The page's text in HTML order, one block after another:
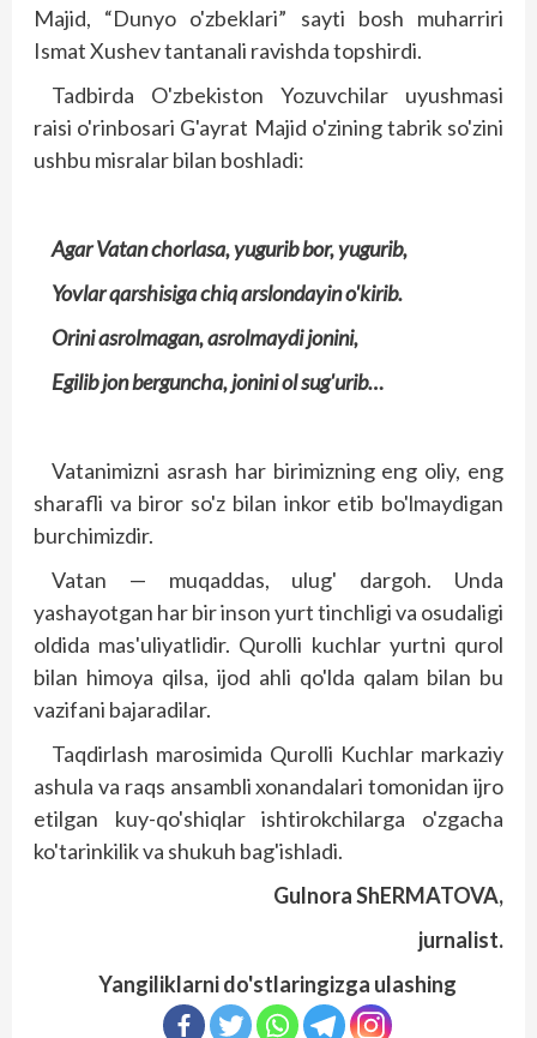
Majid, “Dunyo o'zbeklari” sayti bosh muharriri
Ismat Xushev tantanali ravishda topshirdi.
Tadbirda O'zbekiston Yozuvchilar uyushmasi
raisi o'rinbosari G'ayrat Majid o'zining tabrik so'zini
ushbu misralar bilan boshladi:
Agar Vatan chorlasa, yugurib bor, yugurib,
Yovlar qarshisiga chiq arslondayin o'kirib.
Orini asrolmagan, asrolmaydi jonini,
Egilib jon berguncha, jonini ol sug'urib…
Vatanimizni asrash har birimizning eng oliy, eng
sharafli va biror so'z bilan inkor etib bo'lmaydigan
burchimizdir.
Vatan — muqaddas, ulug' dargoh. Unda
yashayotgan har bir inson yurt tinchligi va osudaligi
oldida mas'uliyatlidir. Qurolli kuchlar yurtni qurol
bilan himoya qilsa, ijod ahli qo'lda qalam bilan bu
vazifani bajaradilar.
Taqdirlash marosimida Qurolli Kuchlar markaziy
ashula va raqs ansambli xonandalari tomonidan ijro
etilgan kuy-qo'shiqlar ishtirokchilarga o'zgacha
ko'tarinkilik va shukuh bag'ishladi.
Gulnora ShERMATOVA,
jurnalist.
Yangiliklarni do'stlaringizga ulashing